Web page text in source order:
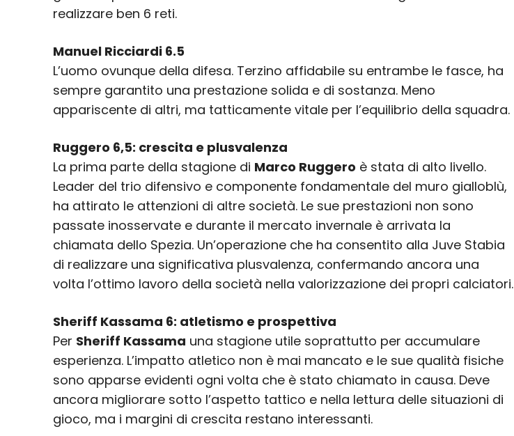
realizzare ben 6 reti.
Manuel Ricciardi 6.5
L’uomo ovunque della difesa. Terzino affidabile su entrambe le fasce, ha
sempre garantito una prestazione solida e di sostanza. Meno
appariscente di altri, ma tatticamente vitale per l’equilibrio della squadra.
Ruggero 6,5: crescita e plusvalenza
La prima parte della stagione di Marco Ruggero è stata di alto livello.
Leader del trio difensivo e componente fondamentale del muro gialloblù,
ha attirato le attenzioni di altre società. Le sue prestazioni non sono
passate inosservate e durante il mercato invernale è arrivata la
chiamata dello Spezia. Un’operazione che ha consentito alla Juve Stabia
di realizzare una significativa plusvalenza, confermando ancora una
volta l’ottimo lavoro della società nella valorizzazione dei propri calciatori.
Sheriff Kassama 6: atletismo e prospettiva
Per Sheriff Kassama una stagione utile soprattutto per accumulare
esperienza. L’impatto atletico non è mai mancato e le sue qualità fisiche
sono apparse evidenti ogni volta che è stato chiamato in causa. Deve
ancora migliorare sotto l’aspetto tattico e nella lettura delle situazioni di
gioco, ma i margini di crescita restano interessanti.